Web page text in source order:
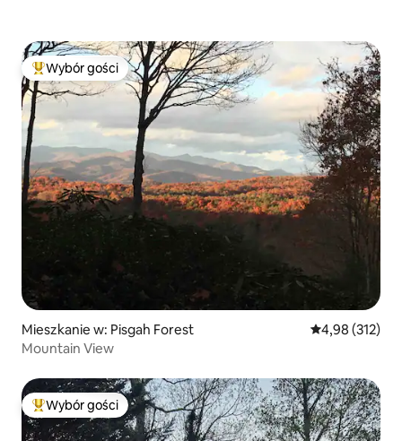
Najpopularniejsze z kategorii Wybór gości
Wybór gości
Mieszkanie w: Pisgah Forest Średnia
4,98 (312)
Mountain View
Najpopularniejsze z kategorii Wybór gości
Wybór gości